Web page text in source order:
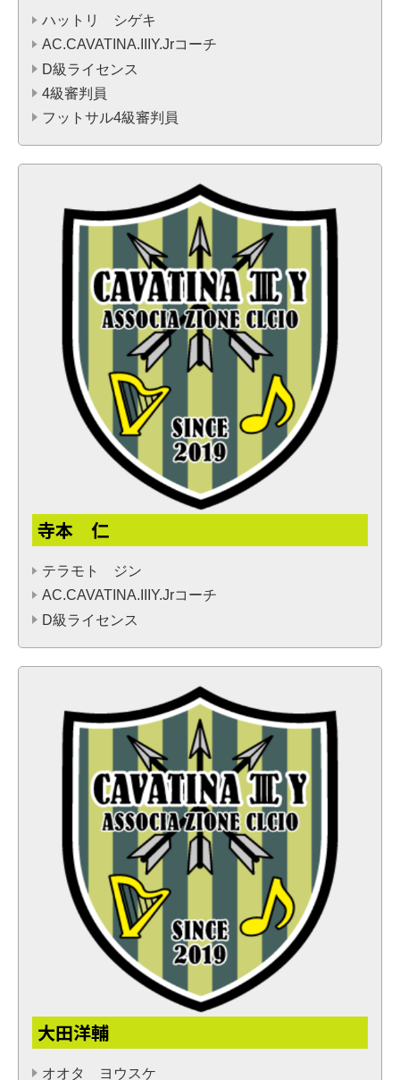
ハットリ シゲキ
AC.CAVATINA.IIIY.Jrコーチ
D級ライセンス
4級審判員
フットサル4級審判員
寺本 仁
テラモト ジン
AC.CAVATINA.IIIY.Jrコーチ
D級ライセンス
大田洋輔
オオタ ヨウスケ